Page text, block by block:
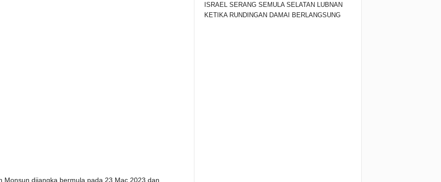
Monsun dijangka bermula pada 23 Mac 2023 dan
ISRAEL SERANG SEMULA SELATAN LUBNAN
KETIKA RUNDINGAN DAMAI BERLANGSUNG